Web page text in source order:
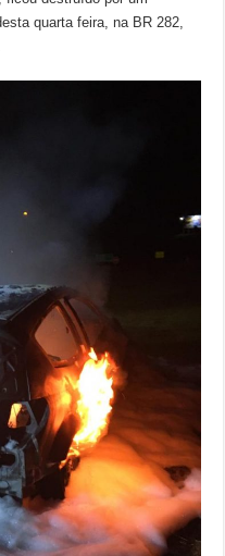
quarta feira, na BR 282,